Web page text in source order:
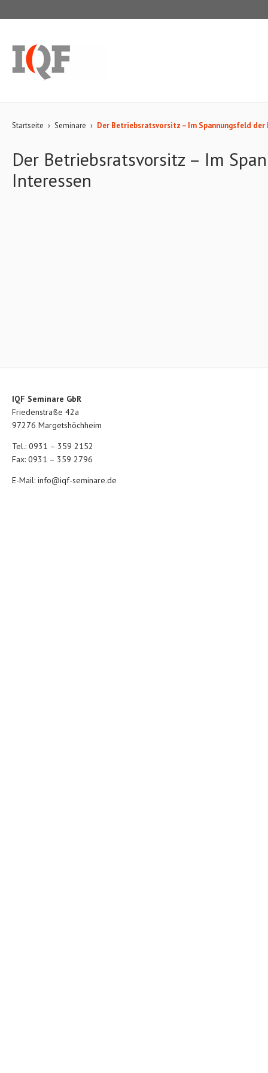
Startseite › Seminare › Der Betriebsratsvorsitz – Im Spannungsfeld der
Der Betriebsratsvorsitz – Im
Interessen
IQF Seminare GbR
Friedenstraße 42a
97276 Margetshöchheim
Tel.: 0931 – 359 2152
Fax: 0931 – 359 2796
E-Mail: info@iqf-seminare.de